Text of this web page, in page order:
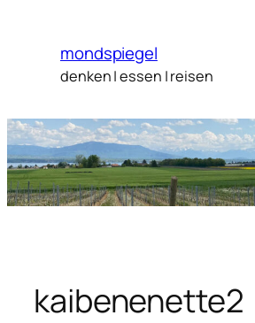
springen
mondspiegel
denken | essen | reisen
kaibenenette2